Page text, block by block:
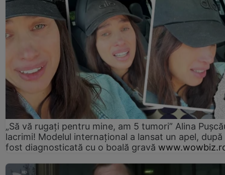
„Să vă rugați pentru mine, am 5 tumori” Alina
lacrimi! Modelul internațional a lansat un apel, după
fost diagnosticată cu o boală gravă